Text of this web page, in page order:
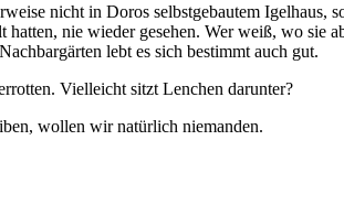
nicht in Doros selbstgebautem Igelhaus,
nie wieder gesehen. Wer weiß, wo sie
lebt es sich bestimmt auch gut.
Vielleicht sitzt Lenchen darunter?
wollen wir natürlich niemanden.